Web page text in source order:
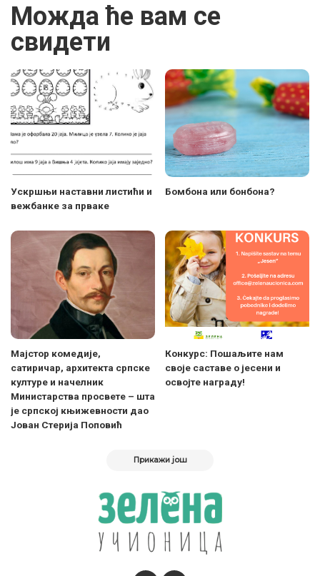
Можда ће вам се
свидети
Ускршњи наставни листићи и
вежбанке за прваке
Бомбона или бонбона?
Мајстор комедије,
сатиричар, архитекта српске
културе и начелник
Министарства просвете – шта
је српској књижевности дао
Јован Стерија Поповић
Конкурс: Пошаљите нам
своје саставе о јесени и
освојте награду!
Прикажи још